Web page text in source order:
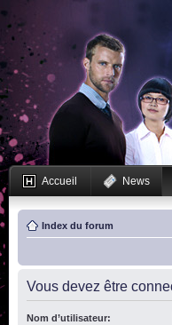
Accueil News
Index du forum
Vous devez être
Nom d’utilisateur: